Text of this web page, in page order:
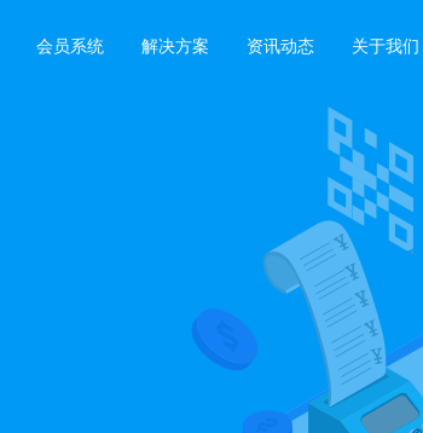
会员系统 解决方案 资讯动态 关于我们